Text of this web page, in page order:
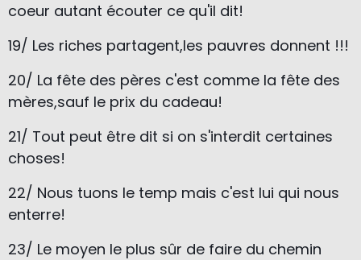
coeur autant écouter ce qu'il dit!
19/ Les riches partagent,les pauvres donnent !!!
20/ La fête des pères c'est comme la fête des
mères,sauf le prix du cadeau!
21/ Tout peut être dit si on s'interdit certaines
choses!
22/ Nous tuons le temp mais c'est lui qui nous
enterre!
23/ Le moyen le plus sûr de faire du chemin